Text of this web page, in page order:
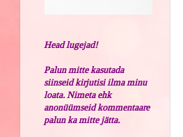
Head lugejad!
Palun mitte kasutada
siinseid kirjutisi ilma minu
loata. Nimeta ehk
anonüümseid kommentaare
palun ka mitte jätta.